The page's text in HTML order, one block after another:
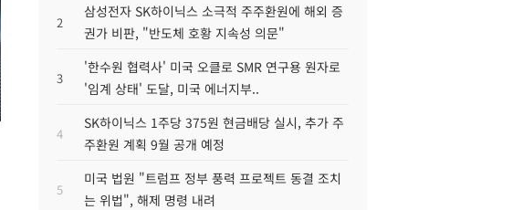
2
삼성전자 SK하이닉스 소극적 주주환원에 해외 증
권가 비판, "반도체 호황 지속성 의문"
3
'한수원 협력사' 미국 오클로 SMR 연구용 원자로
'임계 상태' 도달, 미국 에너지부..
4
SK하이닉스 1주당 375원 현금배당 실시, 추가 주
주환원 계획 9월 공개 예정
5
미국 법원 "트럼프 정부 풍력 프로젝트 동결 조치
는 위법", 해제 명령 내려